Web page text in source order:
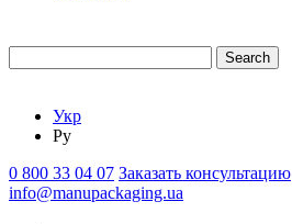
Search
Укр
Ру
0 800 33 04 07 Заказать консультацию
info@manupackaging.ua